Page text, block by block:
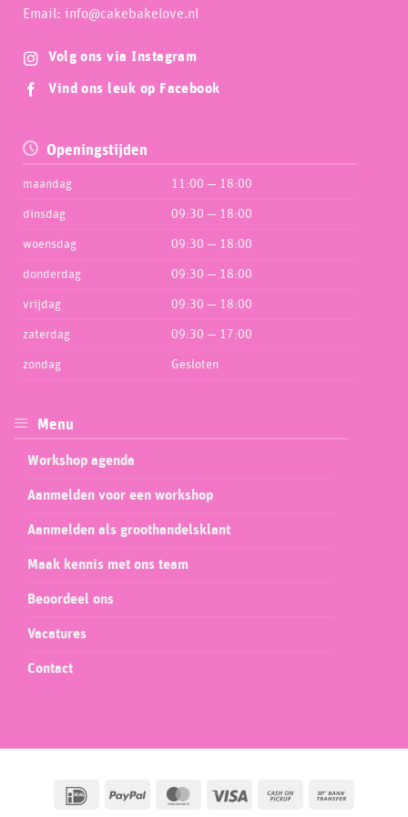
Email: info@cakebakelove.nl
Volg ons via Instagram
Vind ons leuk op Facebook
Openingstijden
maandag 11:00 — 18:00
dinsdag 09:30 — 18:00
woensdag 09:30 — 18:00
donderdag 09:30 — 18:00
vrijdag 09:30 — 18:00
zaterdag 09:30 — 17:00
zondag Gesloten
Menu
Workshop agenda
Aanmelden voor een workshop
Aanmelden als groothandelsklant
Maak kennis met ons team
Beoordeel ons
Vacatures
Contact
IDeal PayPal MasterCardVisa
Cash